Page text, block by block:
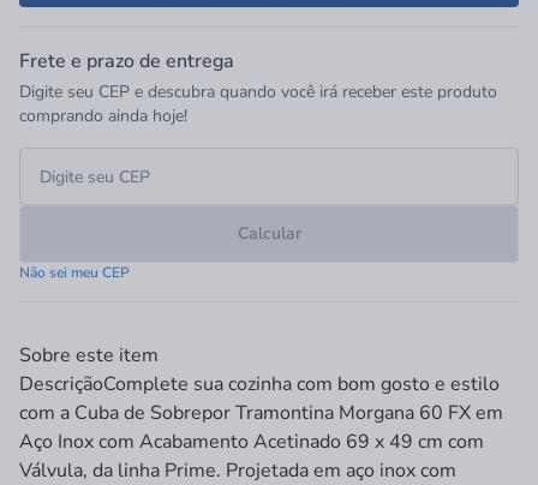
Frete e prazo de entrega
Digite seu CEP e descubra quando você irá receber este produto
comprando ainda hoje!
Calcular
Não sei meu CEP
Sobre este item
DescriçãoComplete sua cozinha com bom gosto e estilo
com a Cuba de Sobrepor Tramontina Morgana 60 FX em
Aço Inox com Acabamento Acetinado 69 x 49 cm com
Válvula, da linha Prime. Projetada em aço inox com